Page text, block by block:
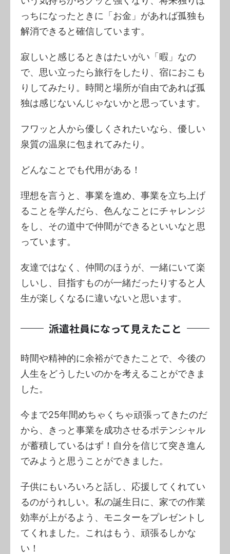
っちになったときに「お金」があれば孤独も
解消できると確信しています。
寂しいと感じるときはたいがい「暇」なの
で、思い立ったら旅行をしたり、宿におこも
りしてみたり。時間と場所が自由であれば孤
独は感じないんじゃないかと思っています。
フワッと人から優しくされたいなら、優しい
泉質の温泉に包まれてみたり。
どんなことでも代用がある！
理想を言うと、事業を進め、事業を立ち上げ
ることを学んだら、色んなことにチャレンジ
をし、その道中で仲間ができるといいなと思
っています。
友達ではなく、仲間のほうが、一緒にいて楽
しいし、目指すものが一緒だったりすると人
生が楽しくなるに違いないと思います。
派遣社員になって見えたこと
時間や精神的に余裕ができたことで、今後の
人生をどうしたいのかを考えることができま
した。
今まで25年間めちゃくちゃ頑張ってきたのだ
から、きっと事業を成功させるポテンシャル
が蓄積しているはず！自分を信じて突き進ん
でみようと思うことができました。
子供にもいろいろと話し、応援してくれてい
るのがうれしい。私の誕生日に、家での作業
効率が上がるよう、モニターをプレゼントし
てくれました。これはもう、頑張るしかな
い！